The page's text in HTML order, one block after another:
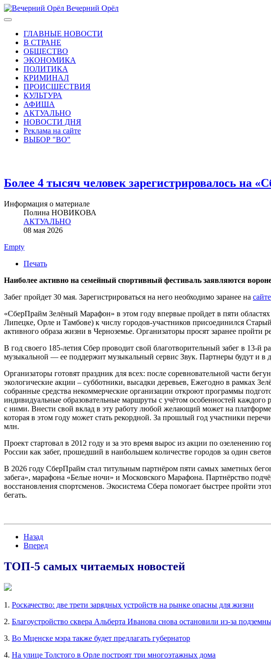
Вечерний Орёл
ГЛАВНЫЕ НОВОСТИ
В СТРАНЕ
ОБЩЕСТВО
ЭКОНОМИКА
ПОЛИТИКА
КРИМИНАЛ
ПРОИСШЕСТВИЯ
КУЛЬТУРА
АФИША
АКТУАЛЬНО
НОВОСТИ ДНЯ
Реклама на сайте
ВЫБОР "ВО"
Более 4 тысяч человек зарегистрировалось на
Информация о материале
Полина НОВИКОВА
АКТУАЛЬНО
08 мая 2026
Empty
Печать
Наиболее активно на семейный спортивный фестиваль заявляются
Забег пройдет 30 мая. Зарегистрироваться на него необходимо заранее на сайте
«СберПрайм Зелёный Марафон» в этом году впервые пройдет в пяти
Липецке, Орле и Тамбове) к числу городов-участников присоединился
активного образа жизни в Черноземье. Организаторы просят заранее пройти
В год своего 185-летия Сбер проводит свой благотворительный забег в 13-й
музыкальной — ее поддержит музыкальный сервис Звук. Партнеры будут и
Организаторы готовят праздник для всех: после соревновательной части
экологические акции – субботники, высадки деревьев, Ежегодно в рамках
собранные средства некоммерческие организации откроют программы
индивидуальные образовательные маршруты с учётом особенностей каждого
с ними. Внести свой вклад в эту работу любой желающий может на
которая в этом году может стать рекордной. За прошлый год участники
млн.
Проект стартовал в 2012 году и за это время вырос из акции по озеленению
России как забег, прошедший в наибольшем количестве городов за один
В 2026 году СберПрайм стал титульным партнёром пяти самых заметных
забега», марафона «Белые ночи» и Московского Марафона. Партнёрство
восстановления спортсменов. Экосистема Сбера помогает быстрее пройти
бегать.
Назад
Вперед
ТОП-5 самых читаемых новостей
1. Роскачество: две трети зарядных устройств на рынке опасны для жизни
2. Благоустройство сквера Альберта Иванова снова остановили из-за
3. Во Мценске мэра также будет предлагать губернатор
4. На улице Толстого в Орле построят три многоэтажных дома